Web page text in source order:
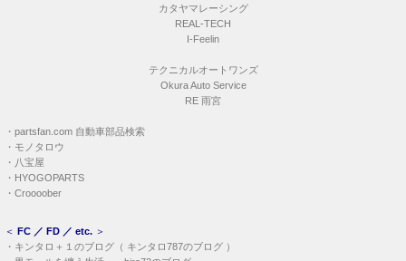
カタヤマレーシング
REAL-TECH
I-Feelin
テクニカルオートワンズ
Okura Auto Service
RE 雨宮
・ partsfan.com 自動車部品検索
・ モノタロウ
・ 八宝屋
・ HYOGOPARTS
・ Croooober
＜ FC ／ FD ／ etc. ＞
・ キンタロ＋１のブログ （ キンタロ787のブログ ）